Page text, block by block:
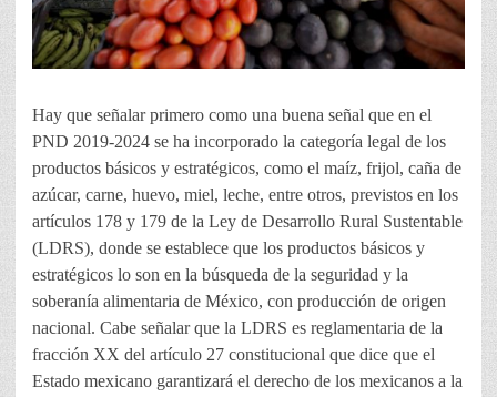
Hay que señalar primero como una buena señal que en el
PND 2019-2024 se ha incorporado la categoría legal de los
productos básicos y estratégicos, como el maíz, frijol, caña de
azúcar, carne, huevo, miel, leche, entre otros, previstos en los
artículos 178 y 179 de la Ley de Desarrollo Rural Sustentable
(LDRS), donde se establece que los productos básicos y
estratégicos lo son en la búsqueda de la seguridad y la
soberanía alimentaria de México, con producción de origen
nacional. Cabe señalar que la LDRS es reglamentaria de la
fracción XX del artículo 27 constitucional que dice que el
Estado mexicano garantizará el derecho de los mexicanos a la